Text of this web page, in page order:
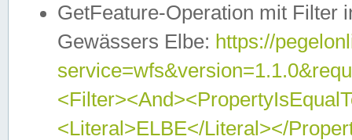
GetFeature-Operation mit Filter
Gewässers Elbe: https://
<Literal>ELBE</Literal></